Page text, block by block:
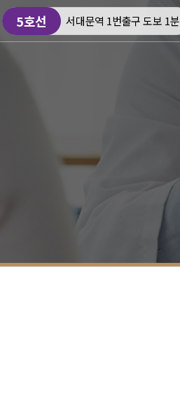
5호선 서대문역 1번출구 도보 1분